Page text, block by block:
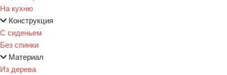
На кухню
Конструкция
С сиденьем
Без спинки
Материал
Из дерева